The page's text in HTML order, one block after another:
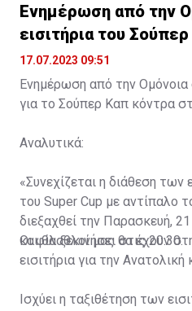
Ενημέρωση από την
εισιτήρια του
17.07.2023 09:51
Ενημέρωση από την Ομόνοια
για το Σούπερ Καπ κόντρα
Αναλυτικά:
«Συνεχίζεται η διάθεση των
του Super Cup με αντίπαλο
διεξαχθεί την Παρασκευή,
και θα ξεκινήσει στις 20:30.
Οι φίλαθλοί μας θα έχουν
εισιτήρια για την Ανατολική
Ισχύει η ταξιθέτηση των